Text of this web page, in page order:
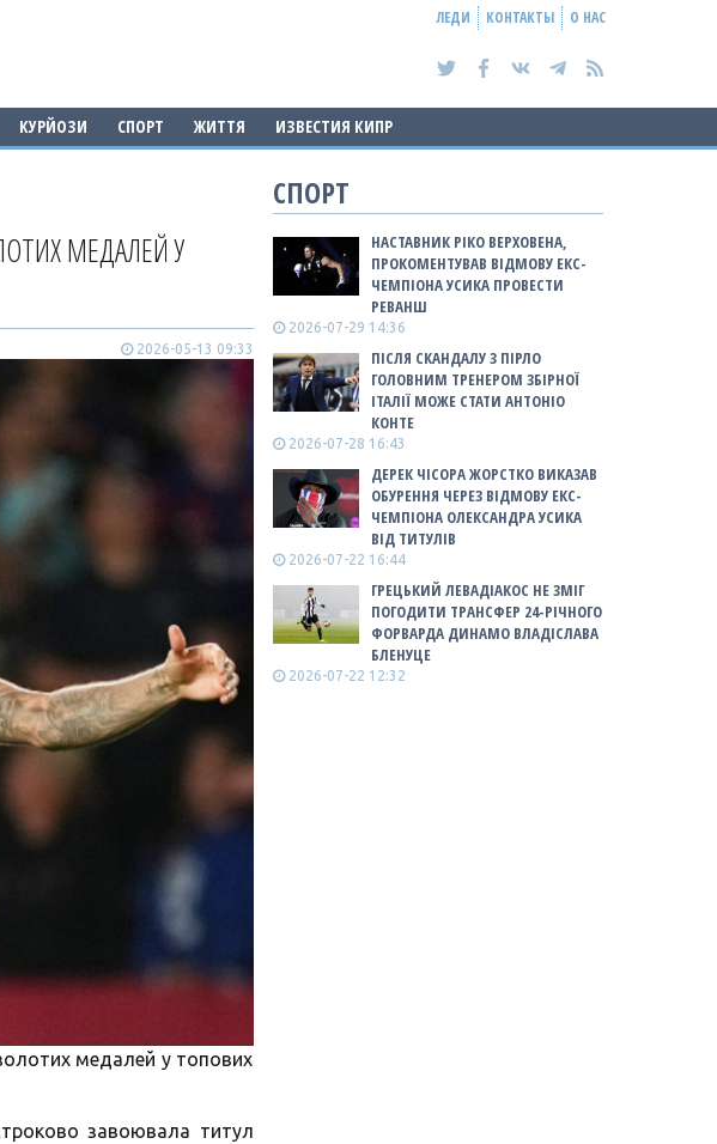
ЛЕДИ КОНТАКТЫ О НАС
КУРЙОЗИ СПОРТ ЖИТТЯ ИЗВЕСТИЯ КИПР
МЕДАЛЕЙ У
2026-05-13 09:33
медалей у топових
завоювала титул
СПОРТ
НАСТАВНИК РІКО ВЕРХОВЕНА,
ПРОКОМЕНТУВАВ ВІДМОВУ ЕКС-
ЧЕМПІОНА УСИКА ПРОВЕСТИ
РЕВАНШ
2026-07-29 14:36
ПІСЛЯ СКАНДАЛУ З ПІРЛО
ГОЛОВНИМ ТРЕНЕРОМ ЗБІРНОЇ
ІТАЛІЇ МОЖЕ СТАТИ АНТОНІО
КОНТЕ
2026-07-28 16:43
ДЕРЕК ЧІСОРА ЖОРСТКО ВИКАЗАВ
ОБУРЕННЯ ЧЕРЕЗ ВІДМОВУ ЕКС-
ЧЕМПІОНА ОЛЕКСАНДРА УСИКА
ВІД ТИТУЛІВ
2026-07-22 16:44
ГРЕЦЬКИЙ ЛЕВАДІАКОС НЕ ЗМІГ
ПОГОДИТИ ТРАНСФЕР 24-РІЧНОГО
ФОРВАРДА ДИНАМО ВЛАДІСЛАВА
БЛЕНУЦЕ
2026-07-22 12:32